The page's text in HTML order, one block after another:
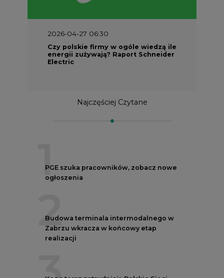
2026-04-27 06:30
Czy polskie firmy w ogóle wiedzą ile
energii zużywają? Raport Schneider
Electric
Najczęściej Czytane
1
PGE szuka pracowników, zobacz nowe
ogłoszenia
2
Budowa terminala intermodalnego w
Zabrzu wkracza w końcowy etap
realizacji